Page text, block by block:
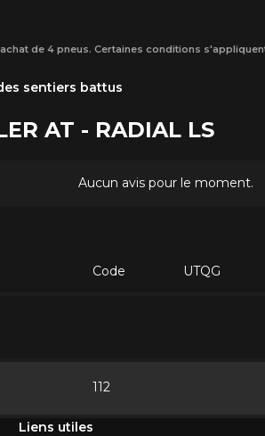
de 4 pneus. Certaines conditions
sentiers battus
AT - RADIAL LS
Aucun avis pour le moment.
Code UTQG
112
Liens utiles